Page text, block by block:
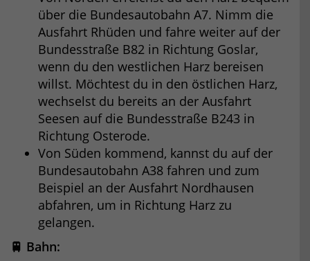
über die Bundesautobahn A7. Nimm die
Ausfahrt Rhüden und fahre weiter auf der
Bundesstraße B82 in Richtung Goslar,
wenn du den westlichen Harz bereisen
willst. Möchtest du in den östlichen Harz,
wechselst du bereits an der Ausfahrt
Seesen auf die Bundesstraße B243 in
Richtung Osterode.
Von Süden kommend, kannst du auf der
Bundesautobahn A38 fahren und zum
Beispiel an der Ausfahrt Nordhausen
abfahren, um in Richtung Harz zu
gelangen.
🚆 Bahn: